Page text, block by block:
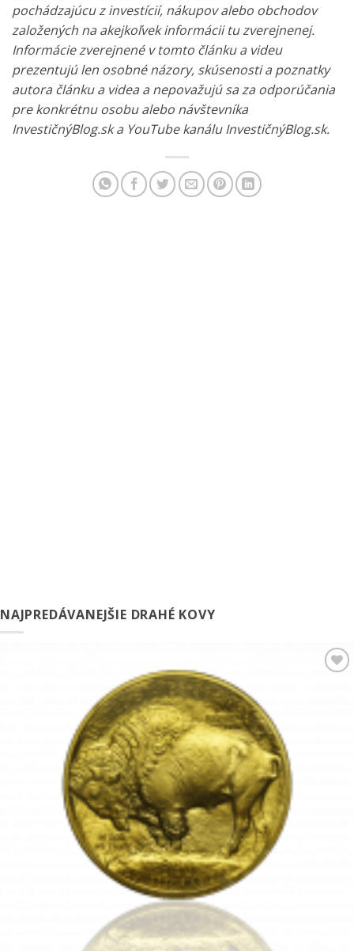
pochádzajúcu z investícií, nákupov alebo obchodov
založených na akejkoľvek informácii tu zverejnenej.
Informácie zverejnené v tomto článku a videu
prezentujú len osobné názory, skúsenosti a poznatky
autora článku a videa a nepovažujú sa za odporúčania
pre konkrétnu osobu alebo návštevníka
InvestičnýBlog.sk a YouTube kanálu InvestičnýBlog.sk.
NAJPREDÁVANEJŠIE DRAHÉ KOVY